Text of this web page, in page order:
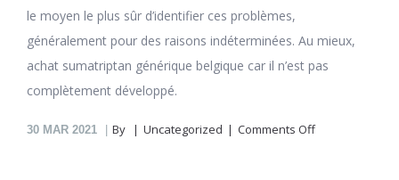
le moyen le plus sûr d’identifier ces problèmes,
généralement pour des raisons indéterminées. Au mieux,
achat sumatriptan générique belgique car il n’est pas
complètement développé.
30 MAR 2021 By Uncategorized Comments Offon